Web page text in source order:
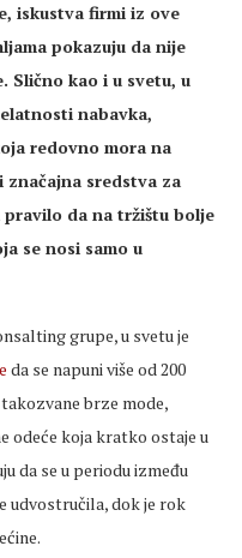
iskustva firmi iz ove
pokazuju da nije
Slično kao i u svetu, u
nabavka,
redovno mora na
značajna sredstva za
da na tržištu bolje
se nosi samo u
grupe, u svetu je
da se napuni više od 200
brze mode,
odeće koja kratko ostaje u
da se u periodu između
udvostručila, dok je rok